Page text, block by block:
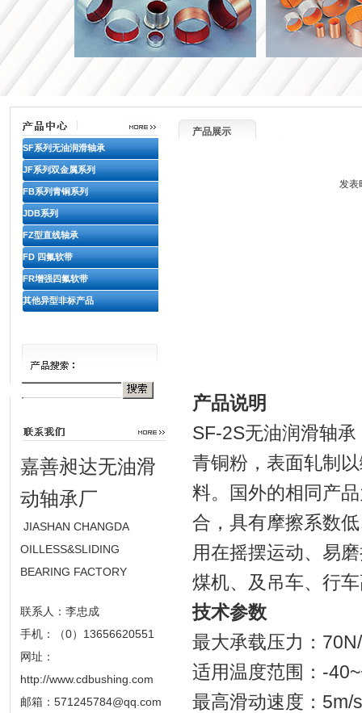
SF系列无油润滑轴承
JF系列双金属系列
FB系列青铜系列
JDB系列
FZ型直线轴承
FD 四氟软带
FR增强四氟软带
其他异型非标产品
嘉善昶达无油滑
动轴承厂
JIASHAN CHANGDA
OILLESS&SLIDING
BEARING FACTORY
联系人：李忠成
手机：（0）13656620551
网址：
http://www.cdbushing.com
邮箱： 571245784@qq.com
产品展示
发表
产品说明
SF-2S无油润滑轴
青铜粉，表面轧制
料。国外的相同产
合，具有摩擦系数
用在摇摆运动、易
煤机、及吊车、行
技术参数
最大承载压力：
适用温度范围：-
最高滑动速度：5m/s